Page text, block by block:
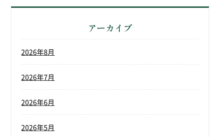
アーカイブ
2026年8月
2026年7月
2026年6月
2026年5月